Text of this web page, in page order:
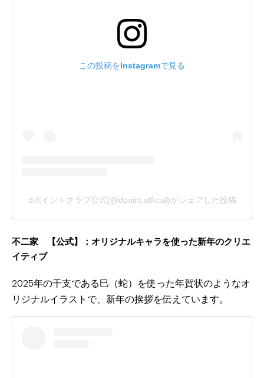
この投稿をInstagramで見る
dポイントクラブ公式(@dpoint.official)がシェアした投稿
不二家 【公式】：オリジナルキャラを使った新年のクリエ
イティブ
2025年の干支である巳（蛇）を使った年賀状のようなオ
リジナルイラストで、新年の挨拶を伝えています。